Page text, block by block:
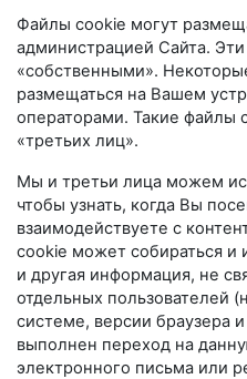
Файлы cookie могут
администрацией Сайта.
«собственными».
размещаться на Вашем
операторами. Такие файлы
«третьих лиц».
Мы и третьи лица можем
чтобы узнать, когда Вы
взаимодействуете с
cookie может собираться и
и другая информация, не
отдельных пользователей
системе, версии браузера
выполнен переход на
электронного письма или